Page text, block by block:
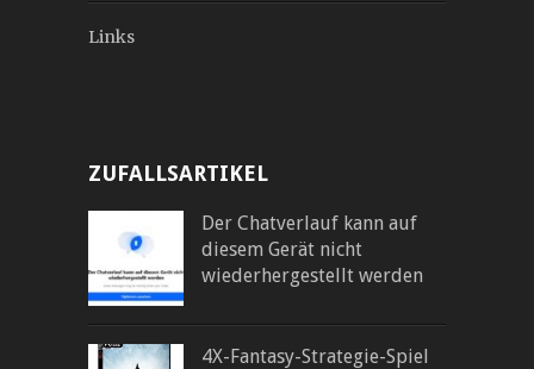
Links
ZUFALLSARTIKEL
Der Chatverlauf kann auf
diesem Gerät nicht
wiederhergestellt werden
4X-Fantasy-Strategie-Spiel